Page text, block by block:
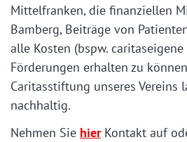
Mittelfranken, die finanziellen
Bamberg, Beiträge von
alle Kosten (bspw.
Förderungen erhalten zu
Caritasstiftung unseres Vereins
nachhaltig.
Nehmen Sie hier Kontakt auf